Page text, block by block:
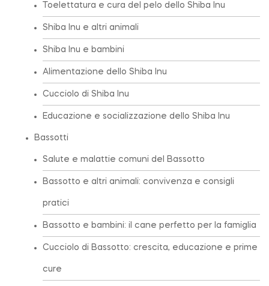
Toelettatura e cura del pelo dello Shiba Inu
Shiba Inu e altri animali
Shiba Inu e bambini
Alimentazione dello Shiba Inu
Cucciolo di Shiba Inu
Educazione e socializzazione dello Shiba Inu
Bassotti
Salute e malattie comuni del Bassotto
Bassotto e altri animali: convivenza e consigli
pratici
Bassotto e bambini: il cane perfetto per la famiglia
Cucciolo di Bassotto: crescita, educazione e prime
cure